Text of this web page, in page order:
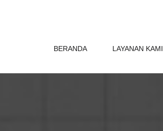
BERANDA LAYANAN KAMI